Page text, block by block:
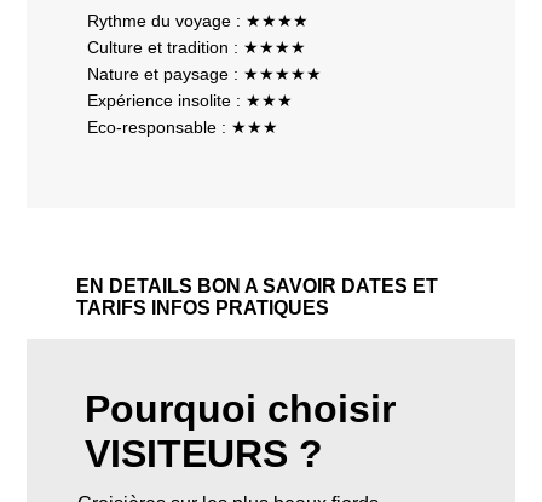
Rythme du voyage : ★★★★
Culture et tradition : ★★★★
Nature et paysage : ★★★★★
Expérience insolite : ★★★
Eco-responsable : ★★★
EN DETAILS BON A SAVOIR DATES ET
TARIFS
INFOS PRATIQUES
Pourquoi choisir
VISITEURS ?